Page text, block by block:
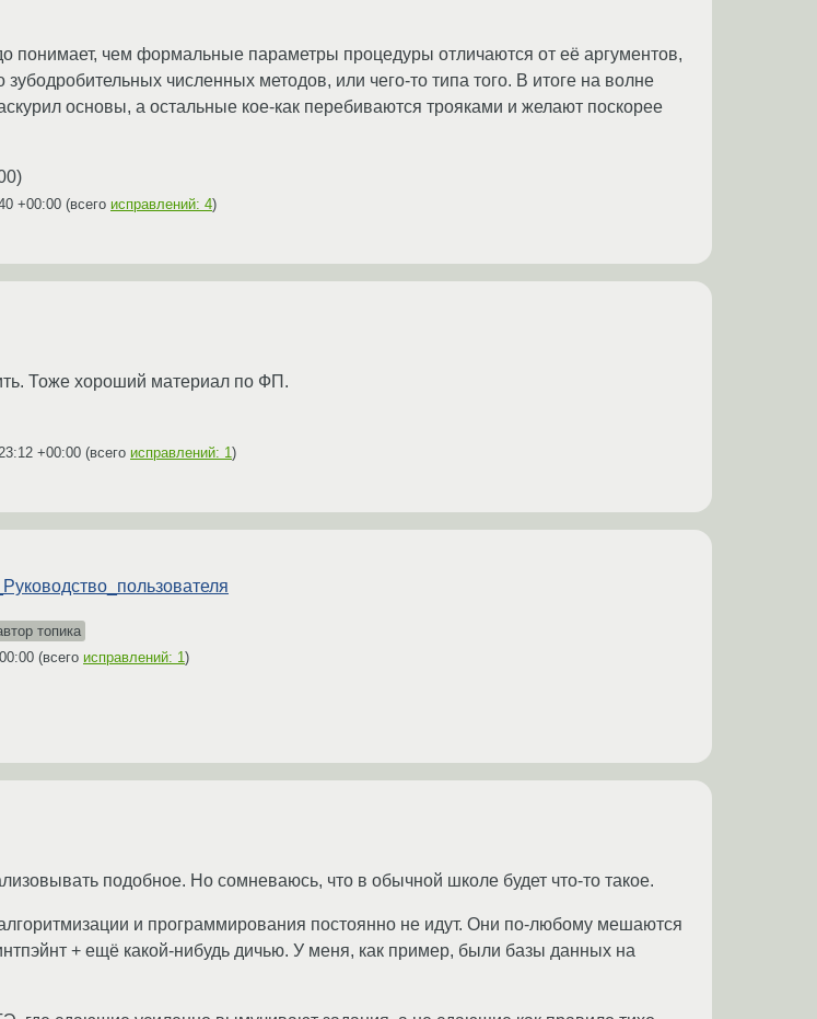
понимает, чем формальные параметры процедуры отличаются от её аргументов,
зубодробительных численных методов, или чего-то типа того. В итоге на волне
основы, а остальные кое-как перебиваются трояками и желают поскорее
)
+00:00 (всего исправлений: 4)
Тоже хороший материал по ФП.
+00:00 (всего исправлений: 1)
топика
(всего исправлений: 1)
подобное. Но сомневаюсь, что в обычной школе будет что-то такое.
и программирования постоянно не идут. Они по-любому мешаются
+ ещё какой-нибудь дичью. У меня, как пример, были базы данных на